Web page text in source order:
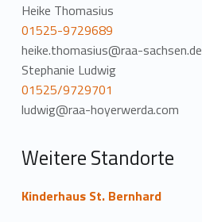
Heike Thomasius
01525-9729689
heike.thomasius@raa-sachsen.de
Stephanie Ludwig
01525/9729701
ludwig@raa-hoyerwerda.com
Weitere Standorte
Kinderhaus St. Bernhard